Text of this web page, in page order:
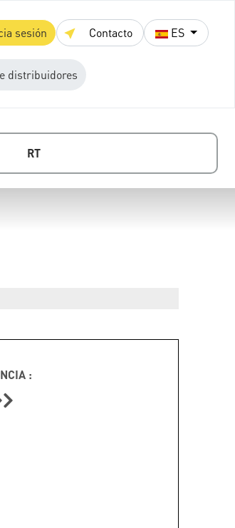
sesión Contacto ES
distribuidores
RT
: